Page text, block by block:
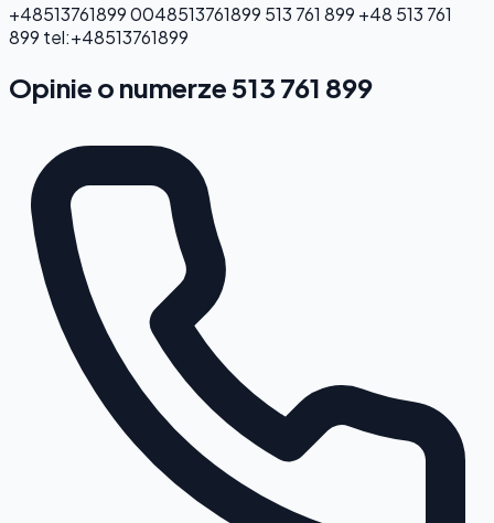
+485137618990048513761899 513 761 899 +48 513 761
899 tel:+48513761899
Opinie o numerze 513 761 899